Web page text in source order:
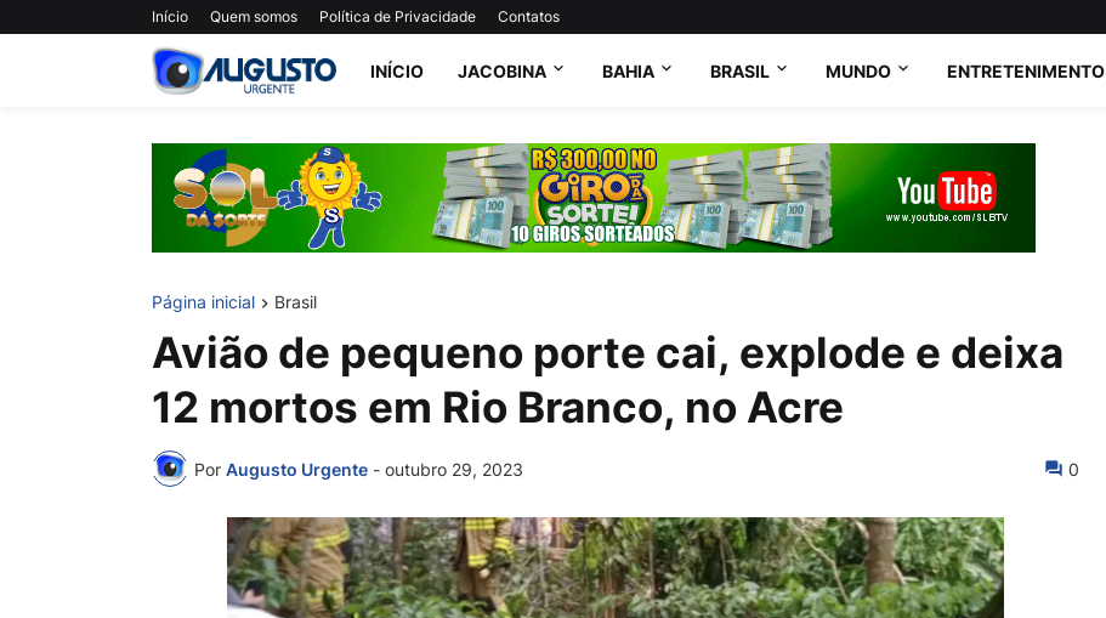
Início Quem somos Política de Privacidade Contatos
INÍCIO JACOBINA BAHIA BRASIL MUNDO ENTRETENIMENTO
Página inicial Brasil
Avião de pequeno porte cai, explode e deixa
12 mortos em Rio Branco, no Acre
Por Augusto Urgente - outubro 29, 2023 0